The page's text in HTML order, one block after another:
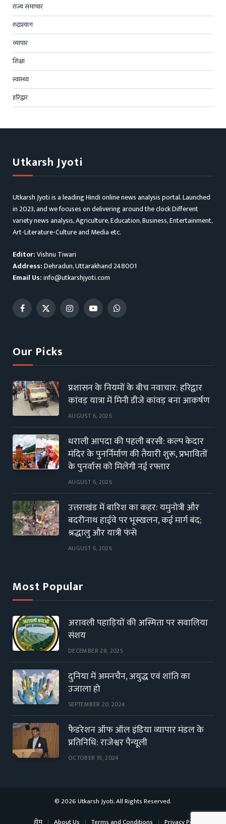
राज्य समाचार
रुद्रप्रयाग
व्यापार
शिक्षा
स्वास्थ्य
हरिद्वार
Utkarsh Jyoti
Utkarsh Jyoti is a leading Hindi online news analysis portal. Launched
in 2023, and we focuses on delivering around the clock Different
variety news analysis, Agriculture, Education, Business, Entertainment,
Art-Literature-Culture and Media etc.
Editor:Vishnu Tiwari
Address:Dehradun, Uttarakhand 248001
Email Us:info@utkarshjyoti.com
Facebook
X
InstagramYouTubeWhatsApp
Our Picks
प्रशासन के नियमों के बीच नवाचार: हरिद्वार
कांवड़ यात्रा में मिनी डीजे कांवड़ बना आकर्षण
AUGUST 6, 2026
धराली आपदा की पहली बरसी: कल्प केदार
मंदिर के पुनर्निर्माण की तैयारी शुरू, प्रभावितों
के पुनर्वास को मिलेगी नई रफ्तार
AUGUST 6, 2026
उत्तराखंड में बारिश का कहर: यमुनोत्री और
बदरीनाथ हाईवे पर भूस्खलन, कई मार्ग बंद;
श्रद्धालु और यात्री फंसे
AUGUST 6, 2026
Most Popular
अरावली पहाड़ियों की अस्मिता पर सवालिया
संशय
DECEMBER 28, 2025
दुनिया में अमनचैन, अयुद्ध एवं शांति का
उजाला हो
SEPTEMBER 20, 2024
फैडरेशन ऑफ ऑल इंडिया व्यापार मंडल के
प्रतिनिधि: राजेश्वर पैन्यूली
OCTOBER 16, 2024
© 2026 Utkarsh Jyoti. All Rights Reserved.